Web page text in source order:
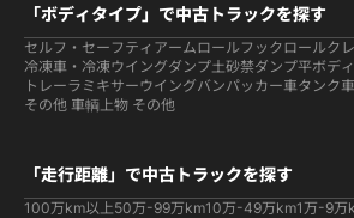
「ボディタイプ」で中古トラックを探す
セルフ・セーフティ アームロールフックロールク
冷凍車・冷凍ウイングダンプ土砂禁ダンプ平ボディ
トレーラ ミキサーウイングバンパッカー車タンク
その他 車輌 上物 その他
「走行距離」で中古トラックを探す
100万km以上50万-99万km10万-49万km1万-9万